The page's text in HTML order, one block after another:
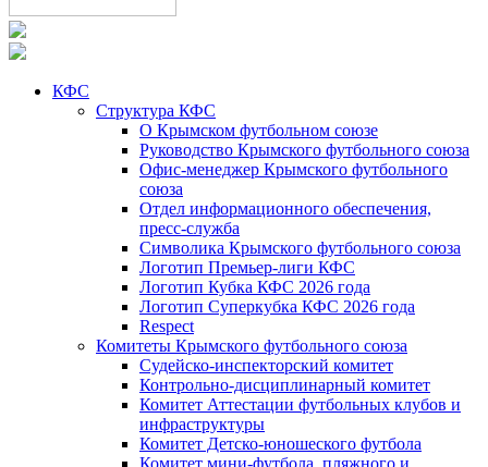
КФС
Структура КФС
О Крымском футбольном союзе
Руководство Крымского футбольного союза
Офис-менеджер Крымского футбольного
союза
Отдел информационного обеспечения,
пресс-служба
Символика Крымского футбольного союза
Логотип Премьер-лиги КФС
Логотип Кубка КФС 2026 года
Логотип Суперкубка КФС 2026 года
Respect
Комитеты Крымского футбольного союза
Судейско-инспекторский комитет
Контрольно-дисциплинарный комитет
Комитет Аттестации футбольных клубов и
инфраструктуры
Комитет Детско-юношеского футбола
Комитет мини-футбола, пляжного и